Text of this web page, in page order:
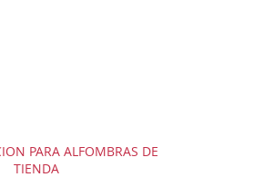
PARA ALFOMBRAS DE
TIENDA